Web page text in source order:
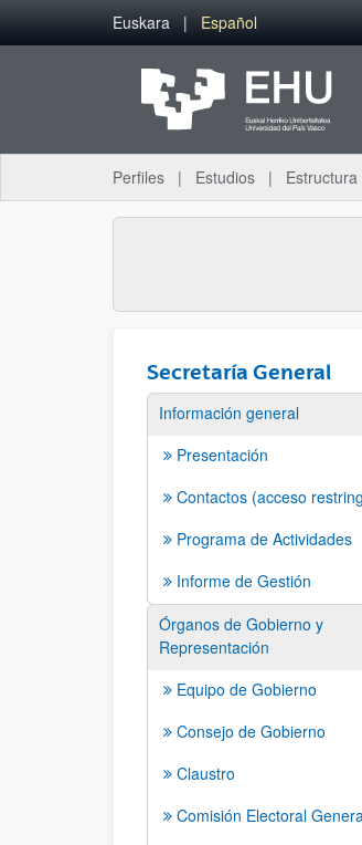
Saltar al contenido principal
Euskara Español
Perfiles Estudios Estructura
Secretaría General
Información general
Presentación
Contactos (acceso
Programa de Actividades
Informe de Gestión
Órganos de Gobierno y
Representación
Equipo de Gobierno
Consejo de Gobierno
Claustro
Comisión Electoral